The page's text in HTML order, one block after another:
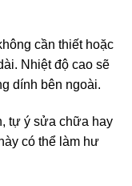
cần thiết hoặc
Nhiệt độ cao sẽ
dính bên ngoài.
tự ý sửa chữa hay
có thể làm hư